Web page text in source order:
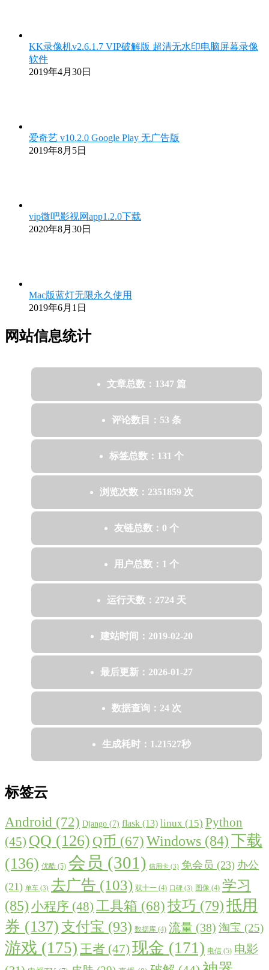
KK录像机v2.6.1.7 VIP破解版 超清无水印电脑屏幕录像
软件
2019年4月30日
爱奇艺 v10.2.0 Google Play 无广告版
2019年8月5日
vip微吧影视网app1.2.0下载
2020年8月30日
Mac版蓝灯无限永久使用
2019年6月1日
网站信息统计
文章总数：1347 篇
评论数目：53 条
标签总数：131 个
浏览次数：2351859 次
友链总数：0 个
用户总数：1 个
运行天数：2724 天
建站时间：2019-02-20
最后更新：2026-01-27
数据查询：24 次
生成耗时：1.21527秒
标签云
Android (72) Django (7) flask (13) linux (15) Python
(45) QQ (126) Q币 (67) Windows (84)下载
(136) 优酷 (5) 会员 (301) 信用卡 (3) 免会员 (23) 办公
(21) 单车 (3) 去广告 (103) 双十一 (4) 口碑 (3) 图像 (4) 学习
(85) 小程序 (48) 工具箱 (68) 技巧 (79)抵用
券 (137) 支付宝 (93) 数据库 (4) 流量 (38) 淘宝 (25)
游戏 (175) 王者 (47) 现金 (171) 电信 (5) 电影